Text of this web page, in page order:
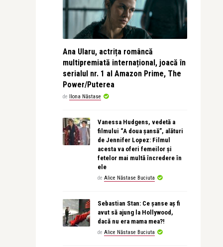
Ana Ularu, actrița româncă
multipremiată internațional, joacă în
serialul nr. 1 al Amazon Prime, The
Power/Puterea
de Ilona Năstase
Vanessa Hudgens, vedetă a
filmului “A doua șansă”, alături
de Jennifer Lopez: Filmul
acesta va oferi femeilor și
fetelor mai multă încredere în
ele
de Alice Năstase Buciuta
Sebastian Stan: Ce șanse aș fi
avut să ajung la Hollywood,
dacă nu era mama mea?!
de Alice Năstase Buciuta